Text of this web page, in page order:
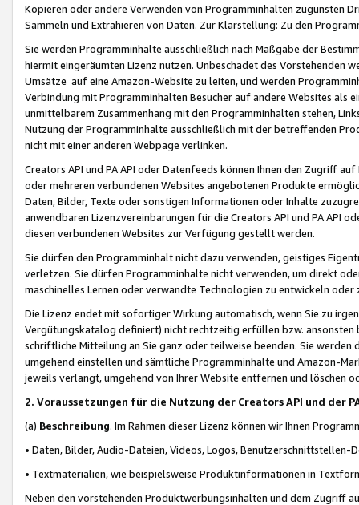
Kopieren oder andere Verwenden von Programminhalten zugunsten
Sammeln und Extrahieren von Daten. Zur Klarstellung: Zu den
Sie werden Programminhalte ausschließlich nach Maßgabe der
hiermit eingeräumten Lizenz nutzen. Unbeschadet des Vorstehenden
Umsätze auf eine Amazon-Website zu leiten, und werden
Verbindung mit Programminhalten Besucher auf andere Websites als
unmittelbarem Zusammenhang mit den Programminhalten stehen,
Nutzung der Programminhalte ausschließlich mit der betreffenden
nicht mit einer anderen Webpage verlinken.
Creators API und PA API oder Datenfeeds können Ihnen den Zugriff
oder mehreren verbundenen Websites angebotenen Produkte
Daten, Bilder, Texte oder sonstigen Informationen oder Inhalte
anwendbaren Lizenzvereinbarungen für die Creators API und PA API
diesen verbundenen Websites zur Verfügung gestellt werden.
Sie dürfen den Programminhalt nicht dazu verwenden, geistiges
verletzen. Sie dürfen Programminhalte nicht verwenden, um direkt
maschinelles Lernen oder verwandte Technologien zu entwickeln
Die Lizenz endet mit sofortiger Wirkung automatisch, wenn Sie zu
Vergütungskatalog definiert) nicht rechtzeitig erfüllen bzw. ansonsten
schriftliche Mitteilung an Sie ganz oder teilweise beenden. Sie werden
umgehend einstellen und sämtliche Programminhalte und Amazon-
jeweils verlangt, umgehend von Ihrer Website entfernen und löschen
2. Voraussetzungen für die Nutzung der Creators API und der
(a) Beschreibung. Im Rahmen dieser Lizenz können wir Ihnen
• Daten, Bilder, Audio-Dateien, Videos, Logos, Benutzerschnittstellen-
• Textmaterialien, wie beispielsweise Produktinformationen in
Neben den vorstehenden Produktwerbungsinhalten und dem Zugriff